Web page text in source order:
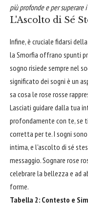
più profonde e per superare
L'Ascolto di Sé
Infine, è cruciale fidarsi
la Smorfia offrano spunti
sogno risiede sempre nel
significato dei sogni è un
sa cosa le rose rosse
Lasciati guidare dalla tua
profondamente con te, se
corretta per te. I sogni
intima, e l'ascolto di sé
messaggio. Sognare rose
celebrare la bellezza e ad
forme.
Tabella 2: Contesto e